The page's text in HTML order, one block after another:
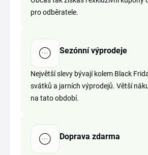
pro odběratele.
Sezónní výprodeje
Největší slevy bývají kolem Black
svátků a jarních výprodejů. Větší
na tato období.
Doprava zdarma